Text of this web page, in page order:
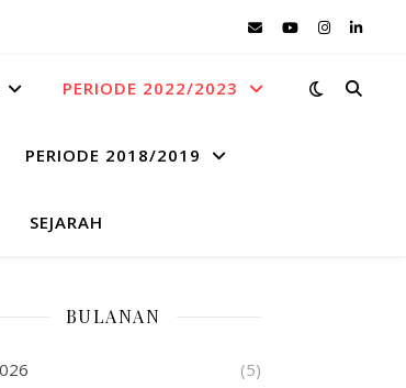
PERIODE 2022/2023
PERIODE 2018/2019
SEJARAH
BULANAN
(5)